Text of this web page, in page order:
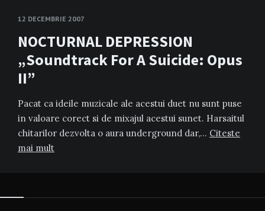
12 DECEMBRIE 2007
NOCTURNAL DEPRESSION
„Soundtrack For A Suicide: Opus
II”
Pacat ca ideile muzicale ale acestui duet nu sunt puse
in valoare corect si de mixajul acestui sunet. Harsaitul
chitarilor dezvolta o aura underground dar,… Citeste
mai mult